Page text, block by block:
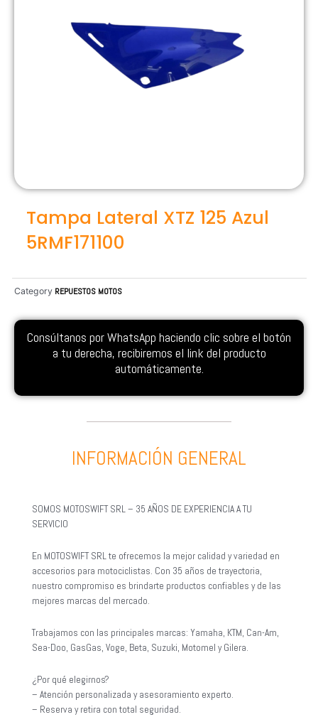
Tampa Lateral XTZ 125 Azul
5RMF171100
Category REPUESTOS MOTOS
Consúltanos por WhatsApp haciendo clic sobre el botón
a tu derecha, recibiremos el link del producto
automáticamente.
INFORMACIÓN GENERAL
SOMOS MOTOSWIFT SRL – 35 AÑOS DE EXPERIENCIA A TU
SERVICIO
En MOTOSWIFT SRL te ofrecemos la mejor calidad y variedad en
accesorios para motociclistas. Con 35 años de trayectoria,
nuestro compromiso es brindarte productos confiables y de las
mejores marcas del mercado.
Trabajamos con las principales marcas: Yamaha, KTM, Can-Am,
Sea-Doo, GasGas, Voge, Beta, Suzuki, Motomel y Gilera.
¿Por qué elegirnos?
– Atención personalizada y asesoramiento experto.
– Reserva y retira con total seguridad.